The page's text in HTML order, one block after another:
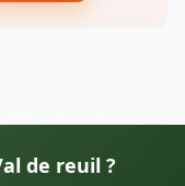
de reuil ?